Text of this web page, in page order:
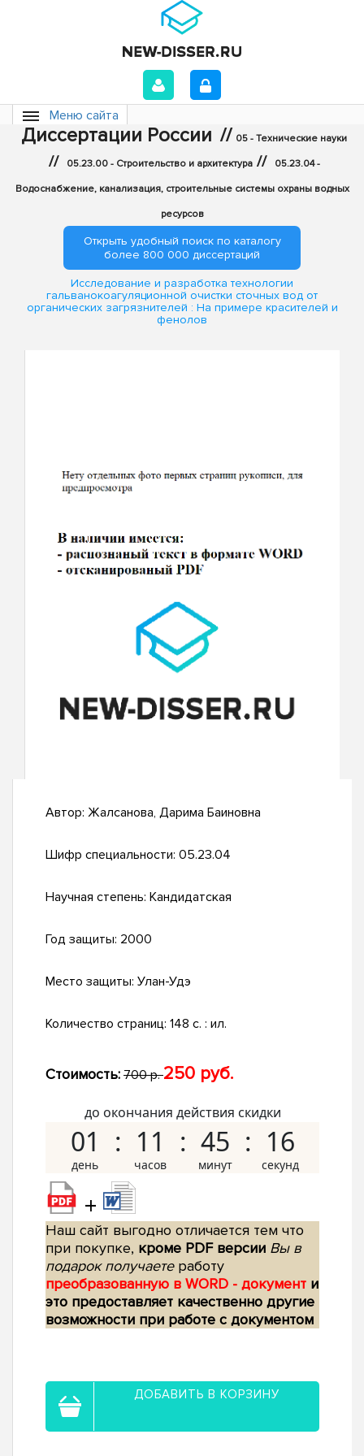
Меню сайта
Диссертации России // 05 - Технические науки
// 05.23.00 - Строительство и архитектура // 05.23.04 -
Водоснабжение, канализация, строительные системы охраны водных
ресурсов
Открыть удобный поиск по каталогу
более 800 000 диссертаций
Исследование и разработка технологии
гальванокоагуляционной очистки сточных вод от
органических загрязнителей : На примере красителей и
фенолов
Автор: Жалсанова, Дарима Баиновна
Шифр специальности: 05.23.04
Научная степень: Кандидатская
Год защиты: 2000
Место защиты: Улан-Удэ
Количество страниц: 148 с. : ил.
Стоимость: 700 р.250 руб.
до окончания действия скидки
01 11 45 14
+
Наш сайт выгодно отличается тем что
при покупке, кроме PDF версии Вы в
подарок получаетеработу
преобразованную в WORD - документ и
это предоставляет качественно другие
возможности при работе с документом
ДОБАВИТЬ В КОРЗИНУ